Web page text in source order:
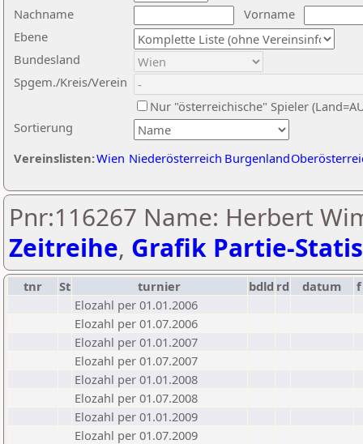
Nachname
Vorname
Ebene
Sortierung
Bundesland
Spgem./Kreis/Verein
Nur "österreichische" Spieler
Vereinslisten:Wien Niederösterreich Burgenland
Pnr:116267 Name: Herbert
Zeitreihe, Grafik Partie-
tnr St turnier bdld rd datum
f
Elozahl per 01.01.2006
Elozahl per 01.07.2006
Elozahl per 01.01.2007
Elozahl per 01.07.2007
Elozahl per 01.01.2008
Elozahl per 01.07.2008
Elozahl per 01.01.2009
Elozahl per 01.07.2009